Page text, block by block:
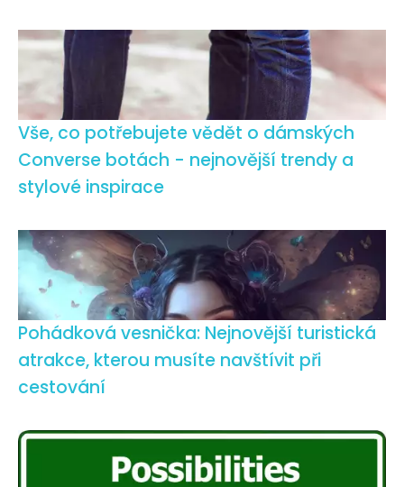
Vše, co potřebujete vědět o dámských
Converse botách - nejnovější trendy a
stylové inspirace
Pohádková vesnička: Nejnovější turistická
atrakce, kterou musíte navštívit při
cestování